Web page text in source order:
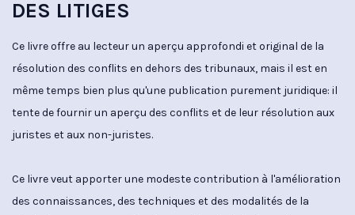
DES LITIGES
Ce livre offre au lecteur un aperçu approfondi et original de la
résolution des conflits en dehors des tribunaux, mais il est en
même temps bien plus qu'une publication purement juridique: il
tente de fournir un aperçu des conflits et de leur résolution aux
juristes et aux non-juristes.
Ce livre veut apporter une modeste contribution à l'amélioration
des connaissances, des techniques et des modalités de la